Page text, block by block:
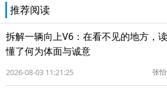
推荐阅读
拆解一辆向上V6：在看不见的地方，读
懂了何为体面与诚意
2026-08-03 11:21:25 张